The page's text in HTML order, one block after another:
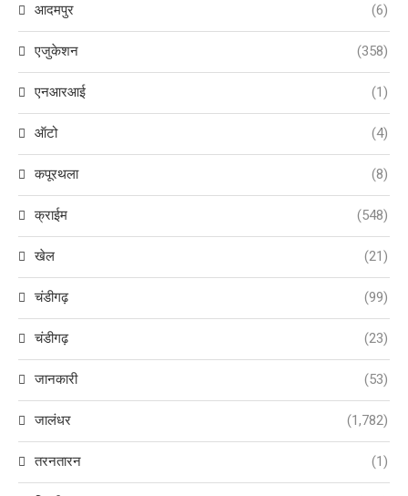
आदमपुर (6)
एजुकेशन (358)
एनआरआई (1)
ऑटो (4)
कपूरथला (8)
क्राईम (548)
खेल (21)
चंडीगढ़ (99)
चंडीगढ़ (23)
जानकारी (53)
जालंधर (1,782)
तरनतारन (1)